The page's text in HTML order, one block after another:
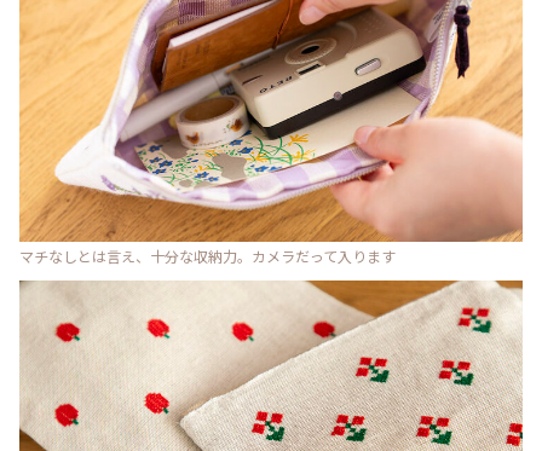
マチなしとは言え、十分な収納力。カメラだって入ります